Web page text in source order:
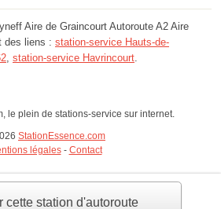
cette station d'autoroute
Aire de Graincourt Autoroute A2 Aire
des liens : station-service Hauts-de-
station-service Havrincourt
le plein de stations-service sur internet.
StationEssence.com
légales- Contact